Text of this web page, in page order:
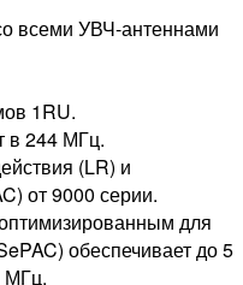
всеми УВЧ-антеннами
1RU.
в 244 МГц.
(LR) и
от 9000 серии.
для
обеспечивает до 5
МГц.